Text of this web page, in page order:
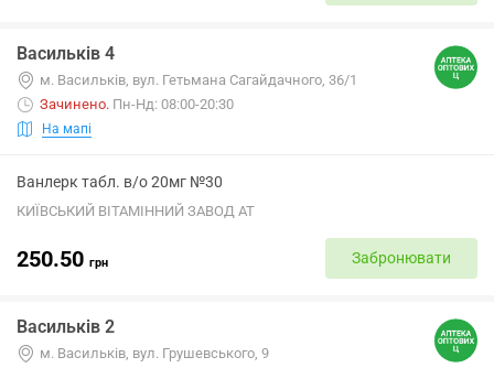
Васильків 4
м. Васильків, вул. Гетьмана Сагайдачного, 36/1
Зачинено. Пн-Нд: 08:00-20:30
На мапі
Ванлерк табл. в/о 20мг №30
КИЇВСЬКИЙ ВІТАМІННИЙ ЗАВОД АТ
250.50 грн Забронювати
Васильків 2
м. Васильків, вул. Грушевського, 9